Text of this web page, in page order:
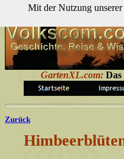
GartenXL.com:
Zurück
Mit der Nutzung unserer